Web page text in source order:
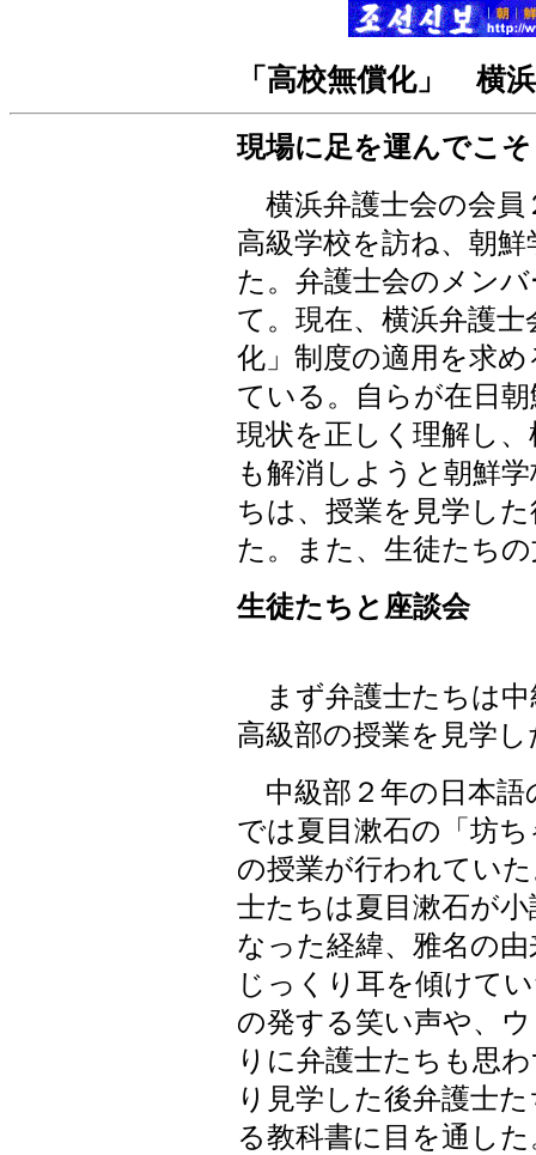
「高校無償化」 横
現場に足を運んでこそ
横浜弁護士会の会員
高級学校を訪ね、朝
た。弁護士会のメン
て。現在、横浜弁護
化」制度の適用を求
ている。自らが在日
現状を正しく理解し
も解消しようと朝鮮
ちは、授業を見学し
た。また、生徒たち
生徒たちと座談会
まず弁護士たちは中
高級部の授業を見学し
中級部２年の日本語
では夏目漱石の「坊
の授業が行われてい
士たちは夏目漱石が小
なった経緯、雅名の
じっくり耳を傾けて
の発する笑い声や、
りに弁護士たちも思
り見学した後弁護士
る教科書に目を通した